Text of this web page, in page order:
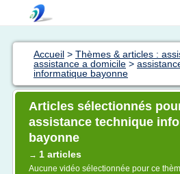
Accueil > Thèmes & articles :
assistance a domicile >
informatique bayonne
Articles sélectionnés
assistance technique
bayonne
→ 1 articles
Aucune vidéo sélectionnée pour ce